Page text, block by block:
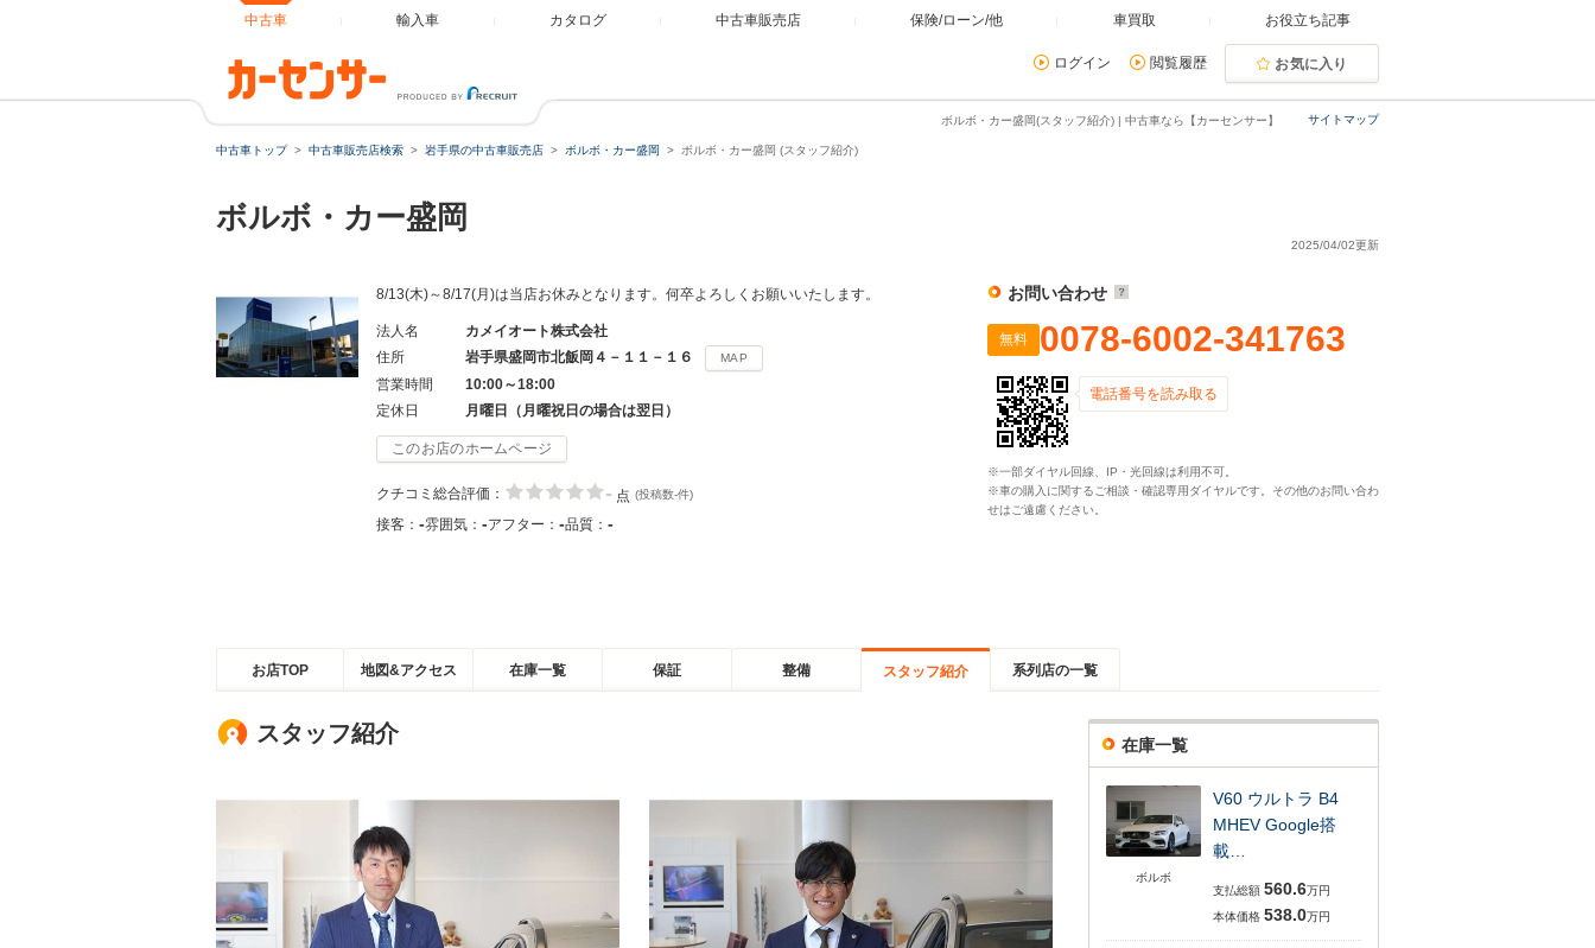
中古車 輸入車 カタログ 中古車販売店 保険/ローン/他 車買取 お役立ち記事
ログイン 閲覧履歴 お気に入り
サイトマップ
ボルボ・カー盛岡(スタッフ紹介) | 中古車なら【カーセンサー】
中古車トップ 中古車販売店検索 岩手県の中古車販売店 ボルボ・カー盛岡 ボルボ・カー盛岡 (スタッフ紹介)
ボルボ・カー盛岡
2025/04/02更新
8/13(木)～8/17(月)は当店お休みとなります。何卒よろしくお願いいたします。
法人名
カメイオート株式会社
住所
岩手県盛岡市北飯岡４－１１－１６ MAP
営業時間
10:00～18:00
定休日
月曜日（月曜祝日の場合は翌日）
このお店のホームページ
クチコミ総合評価： - 点 (投稿数-件)
接客： -雰囲気： -アフター： -品質： -
お問い合わせ
無料 0078-6002-341763
電話番号を読み取る
※一部ダイヤル回線、IP・光回線は利用不可。
※車の購入に関するご相談・確認専用ダイヤルです。その他のお問い合わ
せはご遠慮ください。
お店TOP 地図&アクセス 在庫一覧 保証 整備 スタッフ紹介 系列店の一覧
スタッフ紹介 在庫一覧
ボルボ
V60 ウルトラ B4
MHEV Google搭
載…
支払総額 560.6万円
本体価格 538.0万円